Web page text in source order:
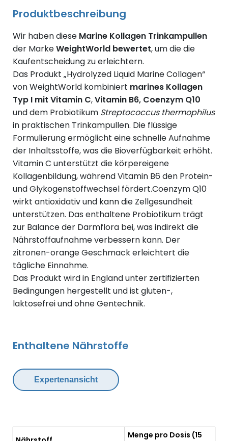
Produktbeschreibung
Wir haben diese Marine Kollagen Trinkampullen
der MarkeWeightWorld bewertet, um die die
Kaufentscheidung zu erleichtern.
Das Produkt „Hydrolyzed Liquid Marine Collagen“
von WeightWorld kombiniert marines Kollagen
Typ I mit Vitamin C,Vitamin B6, Coenzym Q10
und dem Probiotikum Streptococcus thermophilus
in praktischen Trinkampullen. Die flüssige
Formulierung ermöglicht eine schnelle Aufnahme
der Inhaltsstoffe, was die Bioverfügbarkeit erhöht.
Vitamin C unterstützt die körpereigene
Kollagenbildung, während Vitamin B6 den Protein-
und Glykogenstoffwechsel fördert.Coenzym Q10
wirkt antioxidativ und kann die Zellgesundheit
unterstützen. Das enthaltene Probiotikum trägt
zur Balance der Darmflora bei, was indirekt die
Nährstoffaufnahme verbessern kann. Der
zitronen-orange Geschmack erleichtert die
tägliche Einnahme.
Das Produkt wird in England unter zertifizierten
Bedingungen hergestellt und ist gluten-,
laktosefrei und ohne Gentechnik.
Enthaltene Nährstoffe
Expertenansicht
Menge pro Dosis (15